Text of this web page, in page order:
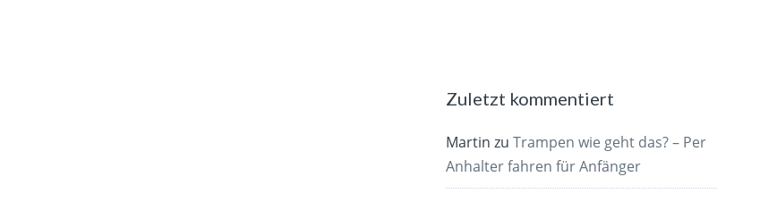
Zuletzt kommentiert
Martin zuTrampen wie geht das? – Per
Anhalter fahren für Anfänger